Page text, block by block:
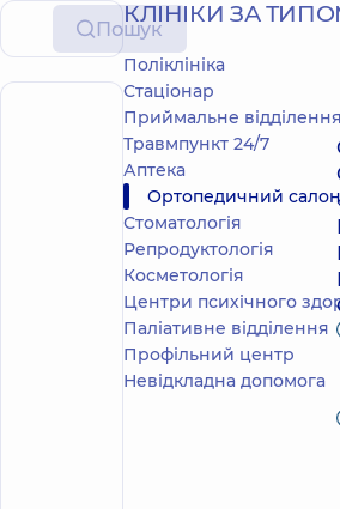
Пошук
КЛІНІКИ ЗА
Поліклініка
Стаціонар
Приймальне
Травмпункт 24/7
Аптека
Ортопедичний салон
Стоматологія
Репродуктологія
Косметологія
Центри психічного
Паліативне відділення
Профільний центр
Невідкладна допомога